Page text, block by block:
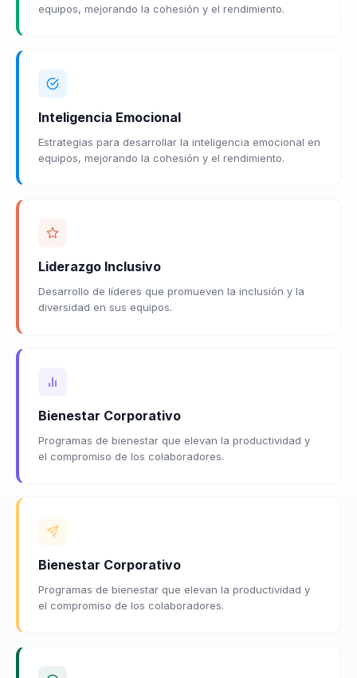
equipos, mejorando la cohesión y el rendimiento.
Inteligencia Emocional
Estrategias para desarrollar la inteligencia emocional en
equipos, mejorando la cohesión y el rendimiento.
Liderazgo Inclusivo
Desarrollo de líderes que promueven la inclusión y la
diversidad en sus equipos.
Bienestar Corporativo
Programas de bienestar que elevan la productividad y
el compromiso de los colaboradores.
Bienestar Corporativo
Programas de bienestar que elevan la productividad y
el compromiso de los colaboradores.